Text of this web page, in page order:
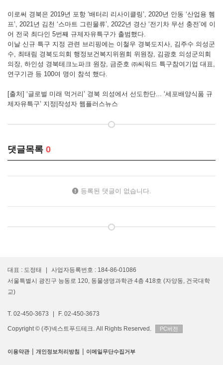
이로써 경북은 2019년 포항 ‘배터리 리사이클링’, 2020년 안동 ‘산업용 헴
프’, 2021년 김천 ‘스마트 그린물류’, 2022년 경산 ‘전기차 무선 충전’에 이
어 전국 최다인 5번째 규제자유특구가 출범했다.
이날 신규 특구 지정 관련 브리핑에는 이철우 경북도지사, 김주수 의성군
수, 최태림 경북도의회 행정보건복지위원회 위원장, 김광호 의성군의회
의장, 하인성 경북테크노파크 원장, 금준호 ㈜씨워드 특구참여기업 대표,
연구기관 등 100여 명이 참석 했다.
[출처] ‘글로벌 미래 먹거리’ 경북 의성에서 선도한단... ‘세포배양식품 규
제자유특구’ 지정|작성자 웹플러스뉴스
댓글목록 0
등록된 댓글이 없습니다.
대표 : 도정태
사업자등록번호 : 184-86-01086
서울특별시 광진구 능동로 120, 동물생명과학관 4층 418호 (자양동, 건국대학
교)
T. 02-450-3673 F. 02-450-3673
Copyright © (주)넥스트푸드테크. All Rights Reserved. PC버전
이용약관 | 개인정보처리방침 | 이메일무단수집거부